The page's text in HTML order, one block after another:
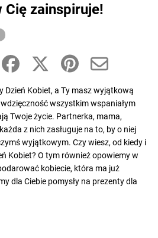
Cię zainspiruje!
Dzień Kobiet, a Ty masz wyjątkową
wszystkim wspaniałym
Twoje życie. Partnerka, mama,
z nich zasługuje na to, by o niej
wyjątkowym. Czy wiesz, od kiedy i
Kobiet? O tym również opowiemy w
kobiecie, która ma już
dla Ciebie pomysły na prezenty dla